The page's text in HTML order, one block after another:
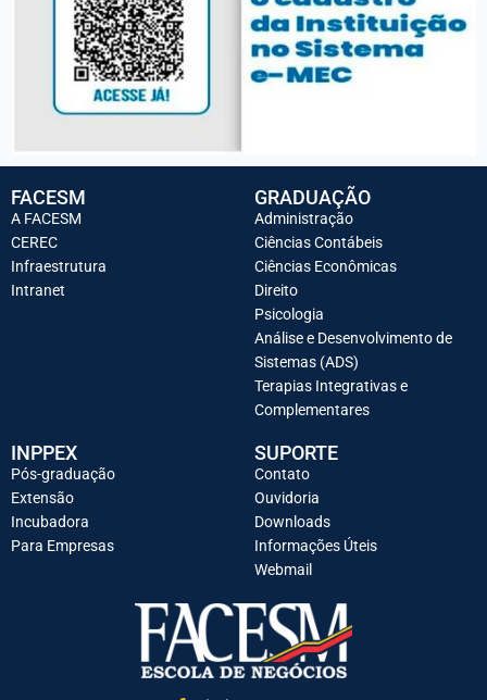
FACESM
A FACESM
CEREC
Infraestrutura
Intranet
GRADUAÇÃO
Administração
Ciências Contábeis
Ciências Econômicas
Direito
Psicologia
Análise e Desenvolvimento de
Sistemas (ADS)
Terapias Integrativas e
Complementares
INPPEX
Pós-graduação
Extensão
Incubadora
Para Empresas
SUPORTE
Contato
Ouvidoria
Downloads
Informações Úteis
Webmail